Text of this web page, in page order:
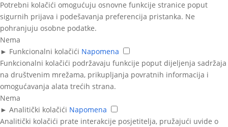
Potrebni kolačići omogućuju osnovne funkcije stranice poput
sigurnih prijava i podešavanja preferencija pristanka. Ne
pohranjuju osobne podatke.
Nema
► Funkcionalni kolačići Napomena
Funkcionalni kolačići podržavaju funkcije poput dijeljenja sadržaja
na društvenim mrežama, prikupljanja povratnih informacija i
omogućavanja alata trećih strana.
Nema
► Analitički kolačići Napomena
Analitički kolačići prate interakcije posjetitelja, pružajući uvide o